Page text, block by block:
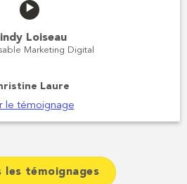
Loiseau
Marketing Digital
Laure
le témoignage
les témoignages